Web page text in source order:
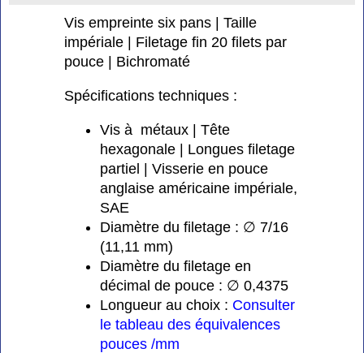
Vis empreinte six pans | Taille
impériale | Filetage fin 20 filets par
pouce | Bichromaté
Spécifications techniques :
Vis à métaux | Tête
hexagonale | Longues filetage
partiel | Visserie en pouce
anglaise américaine impériale,
SAE
Diamètre du filetage : ∅ 7/16
(11,11 mm)
Diamètre du filetage en
décimal de pouce : ∅ 0,4375
Longueur au choix : Consulter
le tableau des équivalences
pouces /mm